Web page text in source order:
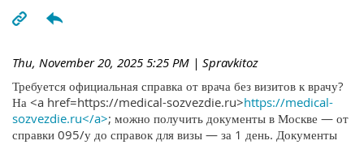
Thu, November 20, 2025 5:25 PM | Spravkitoz
Требуется официальная справка от врача без визитов к врачу?
На <a href=https://medical-sozvezdie.ru>https://medical-
sozvezdie.ru</a>; можно получить документы в Москве — от
справки 095/у до справок для визы — за 1 день. Документы